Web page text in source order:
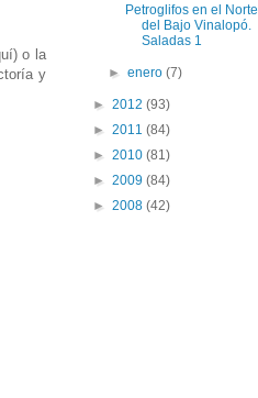
o la
y
Petroglifos en el Norte
del Bajo Vinalopó.
Saladas 1
►enero(7)
► 2012 (93)
► 2011 (84)
► 2010 (81)
► 2009 (84)
► 2008 (42)